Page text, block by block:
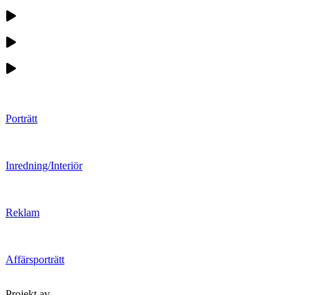
Porträtt
Inredning/Interiör
Reklam
Affärsporträtt